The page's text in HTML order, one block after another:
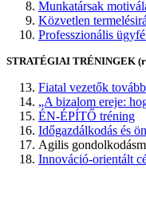
Munkatársak
Közvetlen
Professzionális
STRATÉGIAI TRÉNINGEK
Fiatal vezetők
„A bizalom ereje:
ÉN-ÉPÍTŐ tréning
Időgazdálkodás és
Agilis
Innováció-orientált